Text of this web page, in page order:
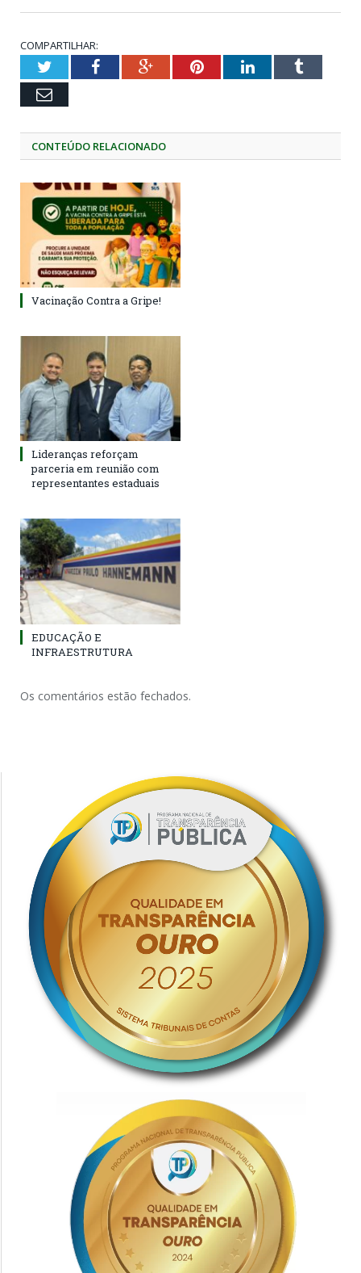
COMPARTILHAR:
TwitterFacebookGoogle+PinterestLinkedInTumblr
Email
CONTEÚDO RELACIONADO
Vacinação Contra a Gripe!
Lideranças reforçam
parceria em reunião com
representantes estaduais
EDUCAÇÃO E
INFRAESTRUTURA
Os comentários estão fechados.